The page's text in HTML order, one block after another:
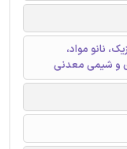
نانو مواد،
و شیمی معدنی